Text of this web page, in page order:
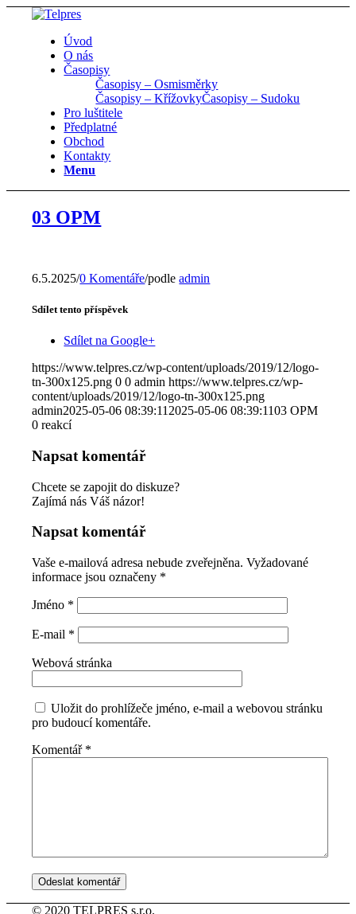
Úvod
O nás
Časopisy
Časopisy – Osmisměrky
Časopisy – KřížovkyČasopisy – Sudoku
Pro luštitele
Předplatné
Obchod
Kontakty
Menu
03 OPM
6.5.2025/0 Komentáře/podleadmin
Sdílet tento příspěvek
Sdílet na Google+
https://www.telpres.cz/wp-content/uploads/2019/12/logo-
tn-300x125.png 0 0 admin https://www.telpres.cz/wp-
content/uploads/2019/12/logo-tn-300x125.png
admin2025-05-06 08:39:11 2025-05-06 08:39:1103 OPM
0 reakcí
Napsat komentář
Chcete se zapojit do diskuze?
Zajímá nás Váš názor!
Napsat komentář
Vaše e-mailová adresa nebude zveřejněna. Vyžadované
informace jsou označeny *
Jméno *
E-mail *
Webová stránka
Uložit do prohlížeče jméno, e-mail a webovou stránku
pro budoucí komentáře.
Komentář *
© 2020 TELPRES s.r.o.